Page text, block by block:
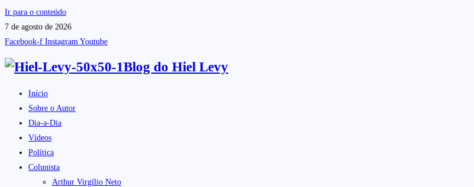
Ir para o conteúdo
7 de agosto de 2026
Facebook-f Instagram Youtube
Blog do Hiel Levy
Início
Sobre o Autor
Dia-a-Dia
Vídeos
Política
Colunista
Arthur Virgílio Neto